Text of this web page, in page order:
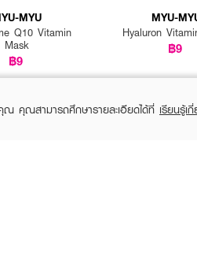
MYU
Q10 Vitamin
Mask
฿9
MYU-
Hyaluron
฿9
ณ คุณสามารถศึกษารายละเอียดได้ที่ เรียนรู้เ